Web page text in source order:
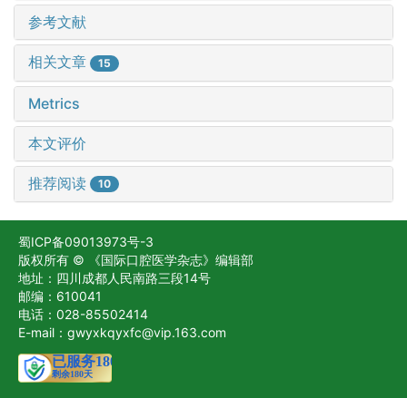
参考文献
相关文章 15
Metrics
本文评价
推荐阅读 10
蜀ICP备09013973号-3
版权所有 © 《国际口腔医学杂志》编辑部
地址：四川成都人民南路三段14号
邮编：610041
电话：028-85502414
E-mail：gwyxkqyxfc@vip.163.com